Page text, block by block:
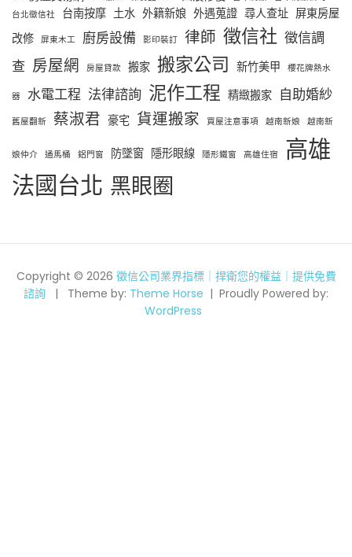
台北徵信社
台南按摩 土水 外籍新娘 外遇蒐證 尋人查址 屏東房屋
改修 屏東木工 廚房設備 影印裝訂 律師 徵信社 徵信調
查 房屋網 房屋貸款 搬家 搬家公司 新竹美甲 櫻花牌熱水
器 水電工程 法律諮詢 泥作工程 精緻搬家 自助婚紗
舊屋翻新 蔡淑君 豪宅 貨運搬家 買屋注意事項 越南新娘 越南新
娘仲介 通馬桶 鋁門窗 防墜窗 隱形眼線 隱形鐵窗 高雄住宿
高雄
法國台北 黑眼圈
Copyright © 2026 徵信公司業界指標｜捍衛您的權益｜提供免費
諮詢
Theme by: Theme Horse
Proudly Powered by:
WordPress